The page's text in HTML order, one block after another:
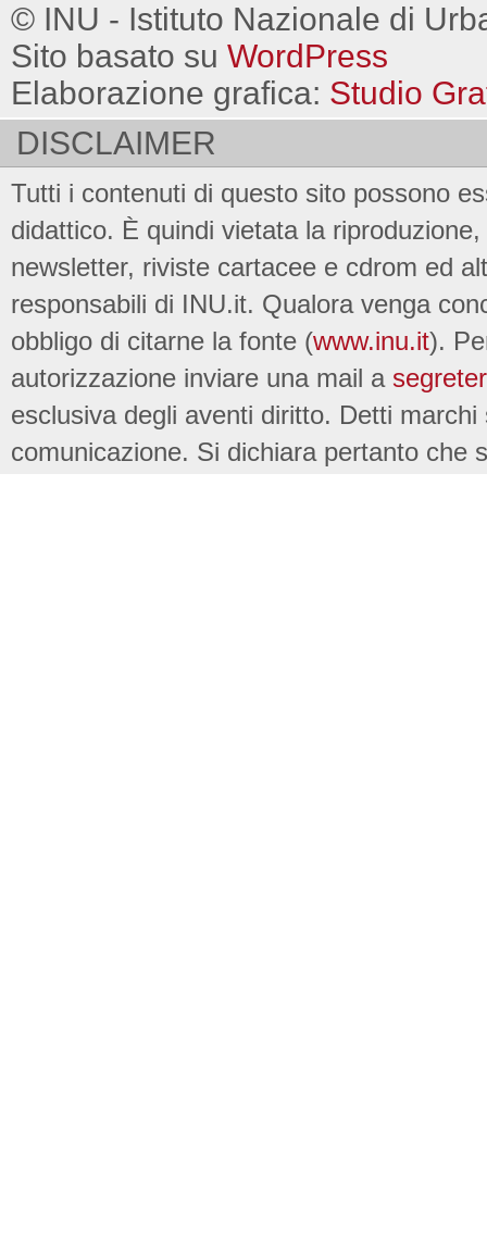
© INU - Istituto Nazionale di
Sito basato su WordPress
Elaborazione grafica: Studio
DISCLAIMER
Tutti i contenuti di questo sito possono
didattico. È quindi vietata la
newsletter, riviste cartacee e cdrom ed
responsabili di INU.it. Qualora venga
obbligo di citarne la fonte (www.inu.it).
autorizzazione inviare una mail a
esclusiva degli aventi diritto. Detti
comunicazione. Si dichiara pertanto che